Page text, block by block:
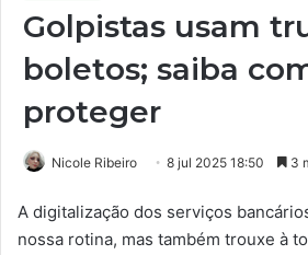
Golpistas usam
boletos; saiba
proteger
Nicole Ribeiro 8 jul 2025 18:50 3
A digitalização dos serviços
nossa rotina, mas também trouxe à